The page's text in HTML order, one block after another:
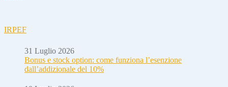
IRPEF
31 Luglio 2026
Bonus e stock option: come funziona l’esenzione
dall’addizionale del 10%